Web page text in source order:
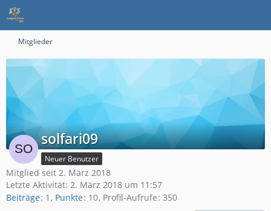
Mitglieder
solfari09
Neuer Benutzer
Mitglied seit 2. März 2018
Letzte Aktivität: 2. März 2018 um 11:57
Beiträge 1 Punkte 10 Profil-Aufrufe 350